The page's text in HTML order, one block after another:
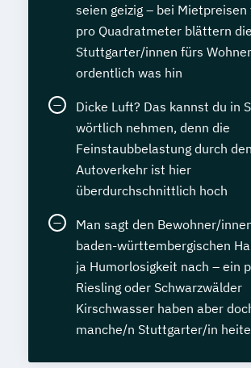
seien geizig – bei
pro Quadratmeter blättern die
Stuttgarter/innen fürs
ordentlich was hin
Dicke Luft? Das kannst du in
wörtlich nehmen, denn die
Feinstaubbelastung durch den
Autoverkehr ist hier
überdurchschnittlich hoch
Man sagt den Bewohner/
baden-württembergischen
ja Humorlosigkeit nach – ein
Riesling oder Schwarzwälder
Kirschwasser haben aber
manche/n Stuttgarter/in